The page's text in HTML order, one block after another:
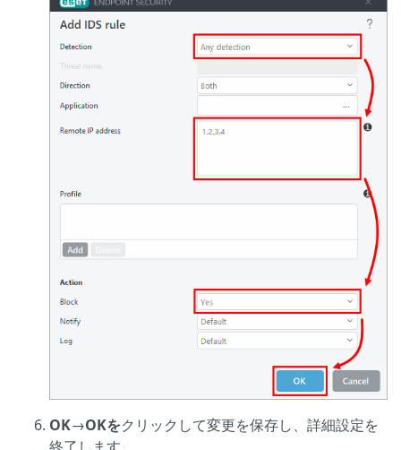
OK→OKをクリックして変更を保存し、詳細設定を